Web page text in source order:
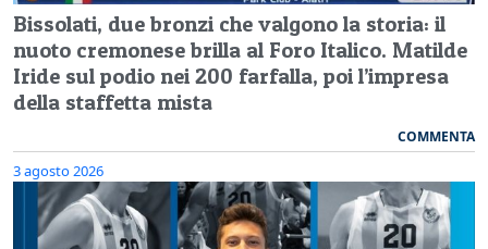
Bissolati, due bronzi che valgono la storia: il
nuoto cremonese brilla al Foro Italico. Matilde
Iride sul podio nei 200 farfalla, poi l’impresa
della staffetta mista
COMMENTA
3 agosto 2026